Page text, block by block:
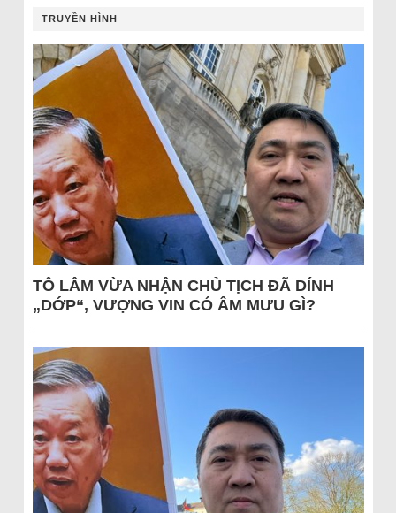
TRUYỀN HÌNH
TÔ LÂM VỪA NHẬN CHỦ TỊCH ĐÃ DÍNH
„DỚP“, VƯỢNG VIN CÓ ÂM MƯU GÌ?